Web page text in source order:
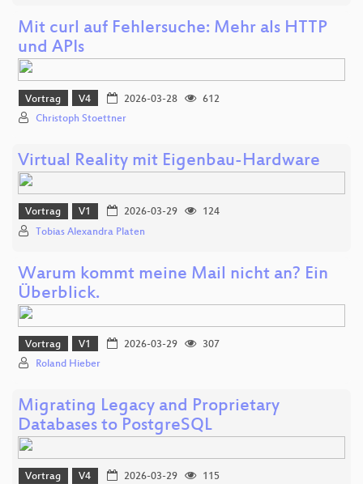
Mit curl auf Fehlersuche: Mehr als HTTP
und APIs
Vortrag V4 2026-03-28
612
Christoph Stoettner
Virtual Reality mit Eigenbau-Hardware
Vortrag V1 2026-03-29
124
Tobias Alexandra Platen
Warum kommt meine Mail nicht an? Ein
Überblick.
Vortrag V1 2026-03-29
307
Roland Hieber
Migrating Legacy and Proprietary
Databases to PostgreSQL
Vortrag V4 2026-03-29
115